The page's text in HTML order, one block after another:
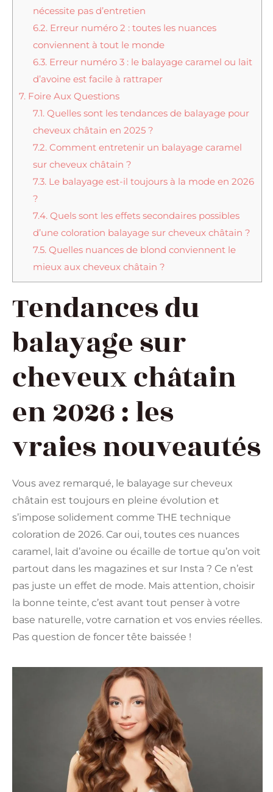
nécessite pas d’entretien
6.2. Erreur numéro 2 : toutes les nuances
conviennent à tout le monde
6.3. Erreur numéro 3 : le balayage caramel ou lait
d’avoine est facile à rattraper
7. Foire Aux Questions
7.1. Quelles sont les tendances de balayage pour
cheveux châtain en 2025 ?
7.2. Comment entretenir un balayage caramel
sur cheveux châtain ?
7.3. Le balayage est-il toujours à la mode en 2026
?
7.4. Quels sont les effets secondaires possibles
d’une coloration balayage sur cheveux châtain ?
7.5. Quelles nuances de blond conviennent le
mieux aux cheveux châtain ?
Tendances du
balayage sur
cheveux châtain
en 2026 : les
vraies nouveautés
Vous avez remarqué, le balayage sur cheveux
châtain est toujours en pleine évolution et
s’impose solidement comme THE technique
coloration de 2026. Car oui, toutes ces nuances
caramel, lait d’avoine ou écaille de tortue qu’on voit
partout dans les magazines et sur Insta ? Ce n’est
pas juste un effet de mode. Mais attention, choisir
la bonne teinte, c’est avant tout penser à votre
base naturelle, votre carnation et vos envies réelles.
Pas question de foncer tête baissée !